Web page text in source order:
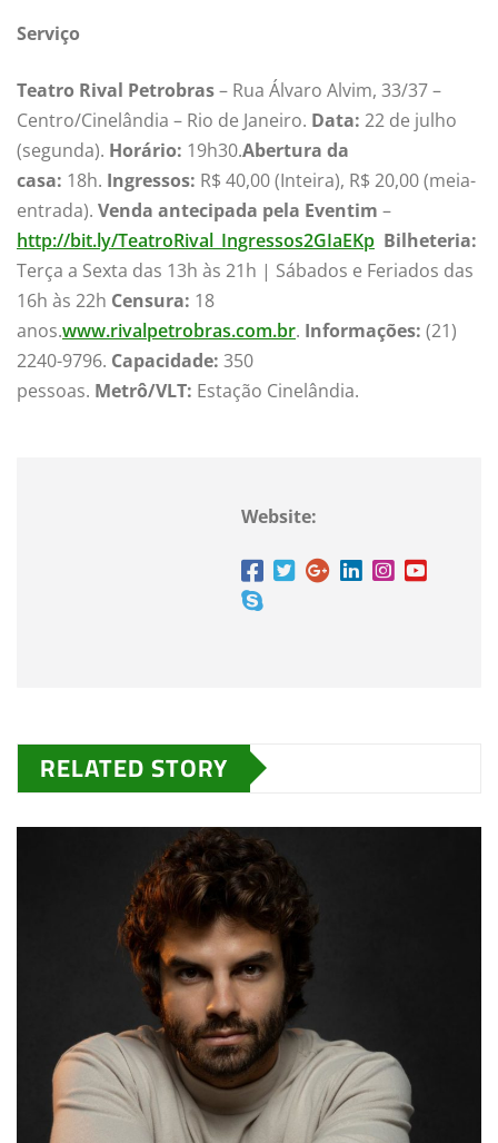
Serviço
Teatro Rival Petrobras– Rua Álvaro Alvim, 33/37 –
Centro/Cinelândia – Rio de Janeiro. Data: 22 de julho
(segunda). Horário: 19h30.Abertura da
casa: 18h. Ingressos: R$ 40,00 (Inteira), R$ 20,00 (meia-
entrada). Venda antecipada pela Eventim –
http://bit.ly/TeatroRival_Ingressos2GIaEKp Bilheteria:
Terça a Sexta das 13h às 21h | Sábados e Feriados das
16h às 22h Censura: 18
anos.www.rivalpetrobras.com.br. Informações: (21)
2240-9796. Capacidade: 350
pessoas. Metrô/VLT: Estação Cinelândia.
Website:
RELATED STORY